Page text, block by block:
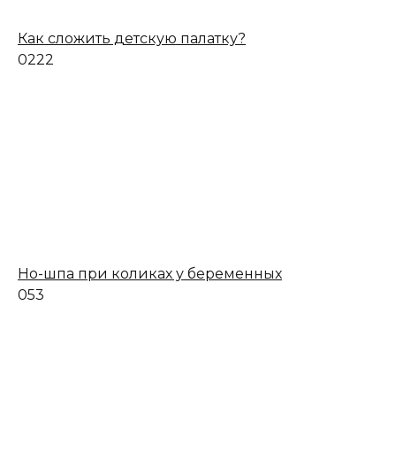
Как сложить детскую палатку?
0222
Но-шпа при коликах у беременных
053